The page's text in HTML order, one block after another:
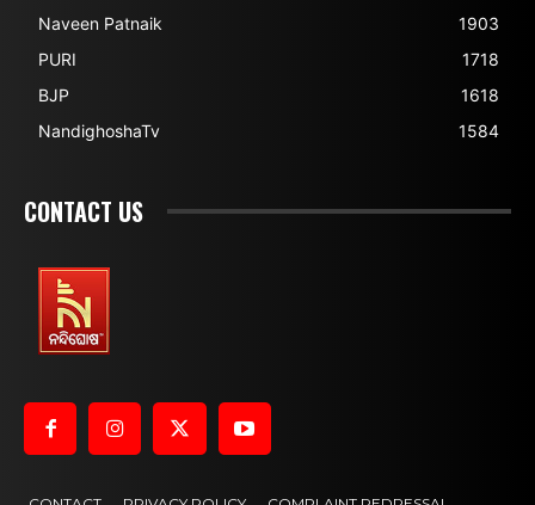
Naveen Patnaik
1903
PURI
1718
BJP
1618
NandighoshaTv
1584
CONTACT US